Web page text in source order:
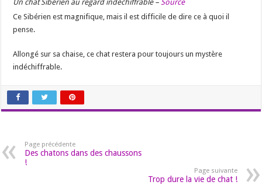
Un chat Sibérien au regard indéchiffrable –Source
Ce Sibérien est magnifique, mais il est difficile de dire ce à quoi il
pense.
Allongé sur sa chaise, ce chat restera pour toujours un mystère
indéchiffrable.
Page précédente
Des chatons dans des chaussons
!
Page suivante
Trop dure la vie de chat !